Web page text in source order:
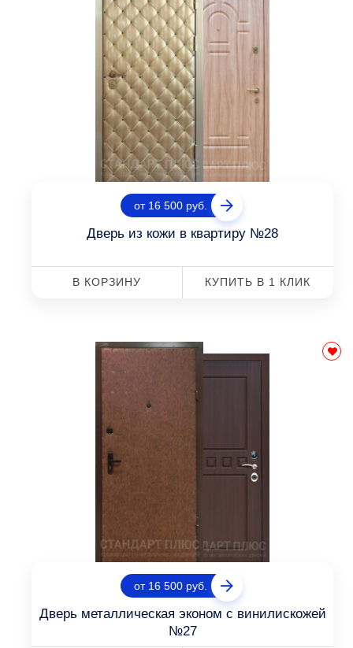
от 16 500 руб.
Дверь из кожи в квартиру №28
В КОРЗИНУ КУПИТЬ В 1 КЛИК
от 16 500 руб.
Дверь металлическая эконом с винилискожей
№27